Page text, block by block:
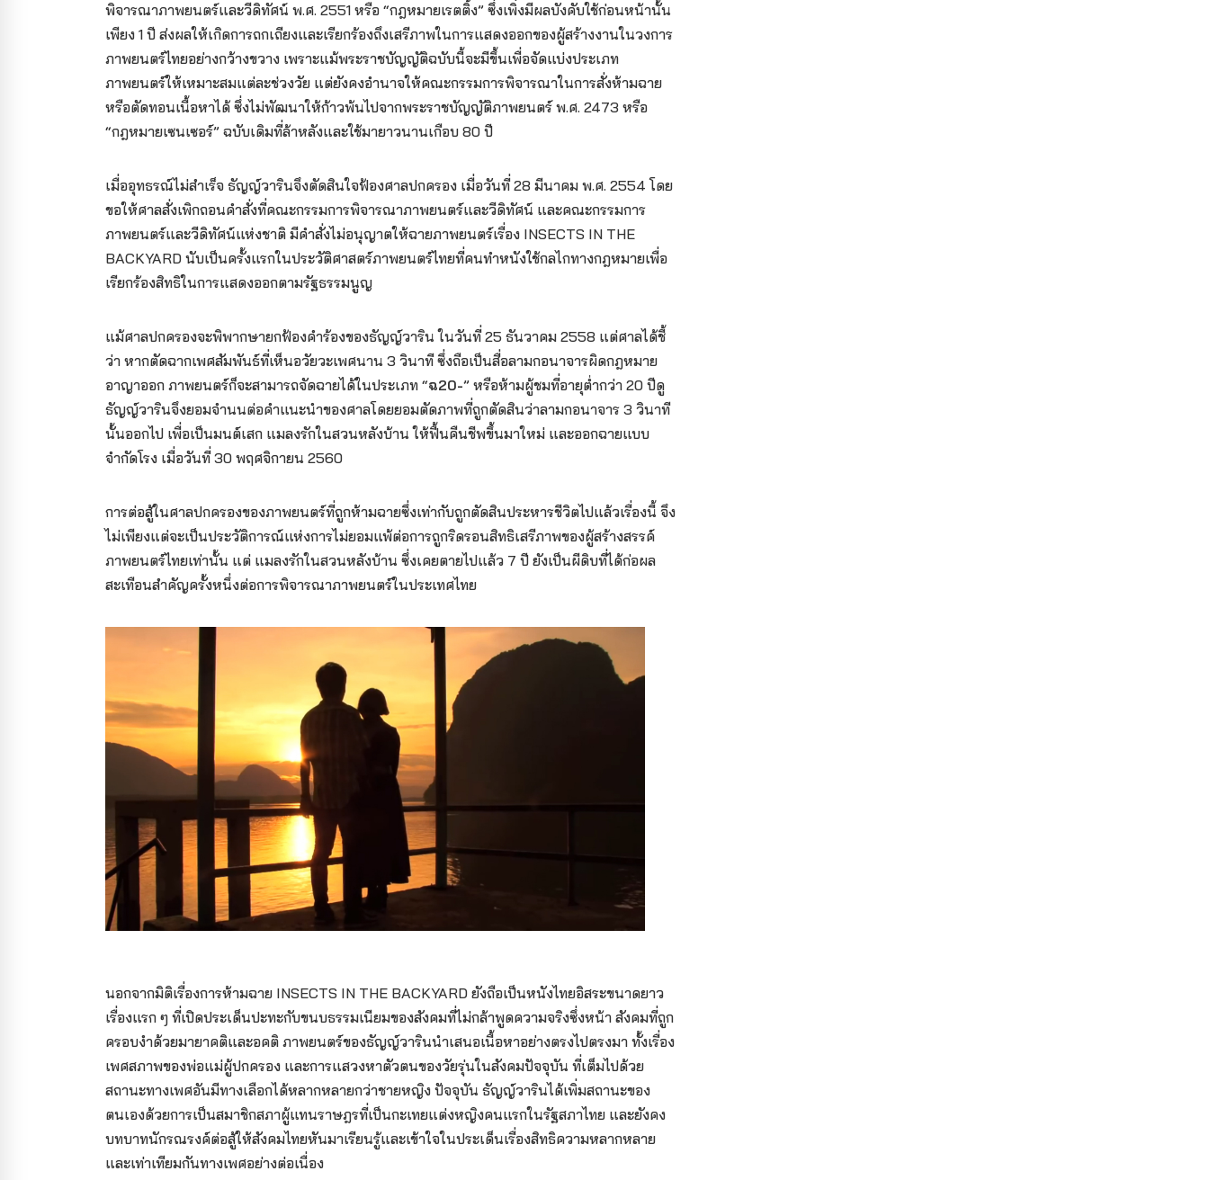
พิจารณาภาพยนตร์และวีดิทัศน์ พ.ศ. 2551 หรือ “กฎหมายเรตติ้ง” ซึ่งเพิ่งมีผลบังคับใช้ก่อนหน้านั้น
เพียง 1 ปี ส่งผลให้เกิดการถกเถียงและเรียกร้องถึงเสรีภาพในการแสดงออกของผู้สร้างงานในวงการ
ภาพยนตร์ไทยอย่างกว้างขวาง เพราะแม้พระราชบัญญัติฉบับนี้จะมีขึ้นเพื่อจัดแบ่งประเภท
ภาพยนตร์ให้เหมาะสมแต่ละช่วงวัย แต่ยังคงอำนาจให้คณะกรรมการพิจารณาในการสั่งห้ามฉาย
หรือตัดทอนเนื้อหาได้ ซึ่งไม่พัฒนาให้ก้าวพ้นไปจากพระราชบัญญัติภาพยนตร์ พ.ศ. 2473 หรือ
“กฎหมายเซนเซอร์” ฉบับเดิมที่ล้าหลังและใช้มายาวนานเกือบ 80 ปี
เมื่ออุทธรณ์ไม่สำเร็จ ธัญญ์วารินจึงตัดสินใจฟ้องศาลปกครอง เมื่อวันที่ 28 มีนาคม พ.ศ. 2554 โดย
ขอให้ศาลสั่งเพิกถอนคำสั่งที่คณะกรรมการพิจารณาภาพยนตร์และวีดิทัศน์ และคณะกรรมการ
ภาพยนตร์และวีดิทัศน์แห่งชาติ มีคำสั่งไม่อนุญาตให้ฉายภาพยนตร์เรื่อง INSECTS IN THE
BACKYARD นับเป็นครั้งแรกในประวัติศาสตร์ภาพยนตร์ไทยที่คนทำหนังใช้กลไกทางกฎหมายเพื่อ
เรียกร้องสิทธิในการแสดงออกตามรัฐธรรมนูญ
แม้ศาลปกครองจะพิพากษายกฟ้องคำร้องของธัญญ์วาริน ในวันที่ 25 ธันวาคม 2558 แต่ศาลได้ชี้
ว่า หากตัดฉากเพศสัมพันธ์ที่เห็นอวัยวะเพศนาน 3 วินาที ซึ่งถือเป็นสื่อลามกอนาจารผิดกฎหมาย
อาญาออก ภาพยนตร์ก็จะสามารถจัดฉายได้ในประเภท “ฉ20-” หรือห้ามผู้ชมที่อายุต่ำกว่า 20 ปีดู
ธัญญ์วารินจึงยอมจำนนต่อคำแนะนำของศาลโดยยอมตัดภาพที่ถูกตัดสินว่าลามกอนาจาร 3 วินาที
นั้นออกไป เพื่อเป็นมนต์เสก แมลงรักในสวนหลังบ้าน ให้ฟื้นคืนชีพขึ้นมาใหม่ และออกฉายแบบ
จำกัดโรง เมื่อวันที่ 30 พฤศจิกายน 2560
การต่อสู้ในศาลปกครองของภาพยนตร์ที่ถูกห้ามฉายซึ่งเท่ากับถูกตัดสินประหารชีวิตไปแล้วเรื่องนี้ จึง
ไม่เพียงแต่จะเป็นประวัติการณ์แห่งการไม่ยอมแพ้ต่อการถูกริดรอนสิทธิเสรีภาพของผู้สร้างสรรค์
ภาพยนตร์ไทยเท่านั้น แต่ แมลงรักในสวนหลังบ้าน ซึ่งเคยตายไปแล้ว 7 ปี ยังเป็นผีดิบที่ได้ก่อผล
สะเทือนสำคัญครั้งหนึ่งต่อการพิจารณาภาพยนตร์ในประเทศไทย
นอกจากมิติเรื่องการห้ามฉาย INSECTS IN THE BACKYARD ยังถือเป็นหนังไทยอิสระขนาดยาว
เรื่องแรก ๆ ที่เปิดประเด็นปะทะกับขนบธรรมเนียมของสังคมที่ไม่กล้าพูดความจริงซึ่งหน้า สังคมที่ถูก
ครอบงำด้วยมายาคติและอคติ ภาพยนตร์ของธัญญ์วารินนำเสนอเนื้อหาอย่างตรงไปตรงมา ทั้งเรื่อง
เพศสภาพของพ่อแม่ผู้ปกครอง และการแสวงหาตัวตนของวัยรุ่นในสังคมปัจจุบัน ที่เต็มไปด้วย
สถานะทางเพศอันมีทางเลือกได้หลากหลายกว่าชายหญิง ปัจจุบัน ธัญญ์วารินได้เพิ่มสถานะของ
ตนเองด้วยการเป็นสมาชิกสภาผู้แทนราษฎรที่เป็นกะเทยแต่งหญิงคนแรกในรัฐสภาไทย และยังคง
บทบาทนักรณรงค์ต่อสู้ให้สังคมไทยหันมาเรียนรู้และเข้าใจในประเด็นเรื่องสิทธิความหลากหลาย
และเท่าเทียมกันทางเพศอย่างต่อเนื่อง